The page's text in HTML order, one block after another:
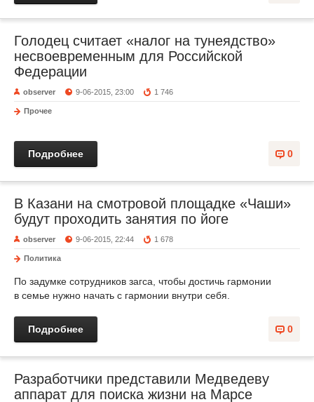
Голодец считает «налог на тунеядство»
несвоевременным для Российской
Федерации
observer 9-06-2015, 23:00 1 746
Прочее
0
Подробнее
В Казани на смотровой площадке «Чаши»
будут проходить занятия по йоге
observer 9-06-2015, 22:44 1 678
Политика
По задумке сотрудников загса, чтобы достичь гармонии
в семье нужно начать с гармонии внутри себя.
0
Подробнее
Разработчики представили Медведеву
аппарат для поиска жизни на Марсе